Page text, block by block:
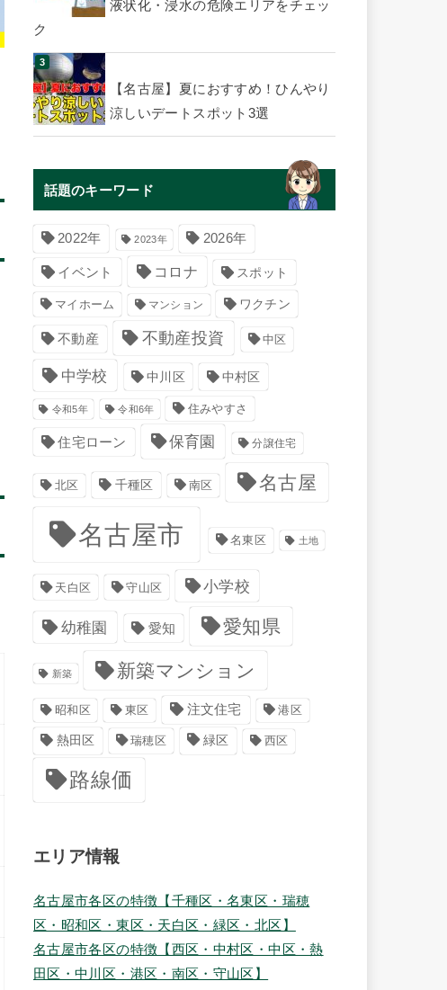
液状化・浸水の危険エリアをチェッ
ク
【名古屋】夏におすすめ！ひんやり
涼しいデートスポット3選
話題のキーワード
2022年 2023年 2026年
イベント コロナ スポット
マイホーム マンション ワクチン
不動産 不動産投資 中区
中学校 中川区 中村区
令和5年 令和6年 住みやすさ
住宅ローン 保育園 分譲住宅
北区 千種区 南区 名古屋
名古屋市 名東区 土地
天白区 守山区 小学校
幼稚園 愛知 愛知県
新築 新築マンション
昭和区 東区 注文住宅 港区
熱田区 瑞穂区 緑区 西区
路線価
エリア情報
名古屋市各区の特徴【千種区・名東区・瑞穂
区・昭和区・東区・天白区・緑区・北区】
名古屋市各区の特徴【西区・中村区・中区・熱
田区・中川区・港区・南区・守山区】